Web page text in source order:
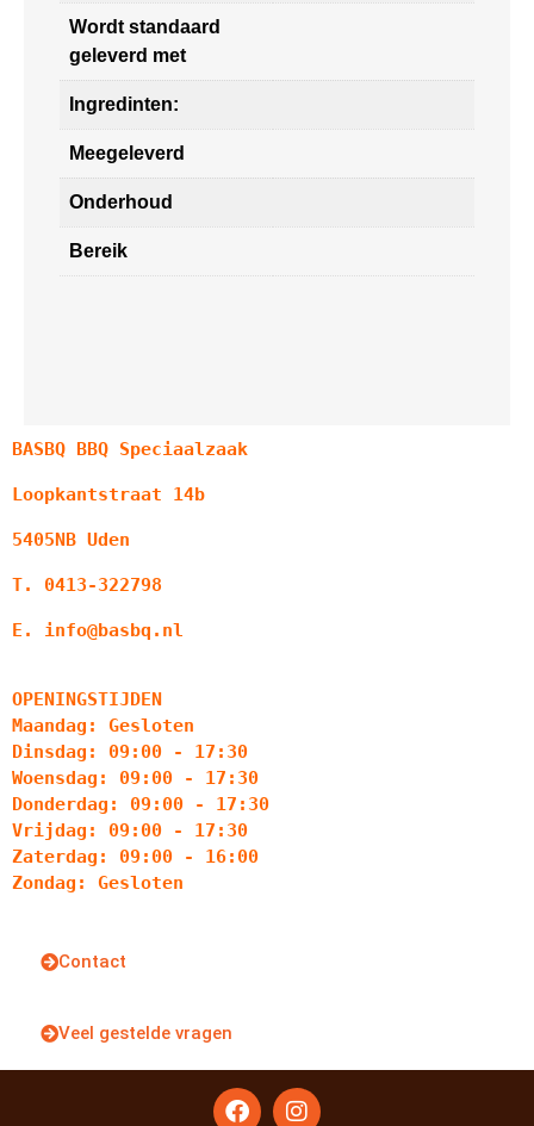
Wordt standaard
geleverd met
Ingredinten:
Meegeleverd
Onderhoud
Bereik
BASBQ BBQ Speciaalzaak
Loopkantstraat 14b
5405NB Uden
T. 0413-322798
E. info@basbq.nl
OPENINGSTIJDEN
Maandag: Gesloten
Dinsdag: 09:00 - 17:30
Woensdag: 09:00 - 17:30
Donderdag: 09:00 - 17:30
Vrijdag: 09:00 - 17:30
Zaterdag: 09:00 - 16:00
Zondag: Gesloten
Contact
Veel gestelde vragen